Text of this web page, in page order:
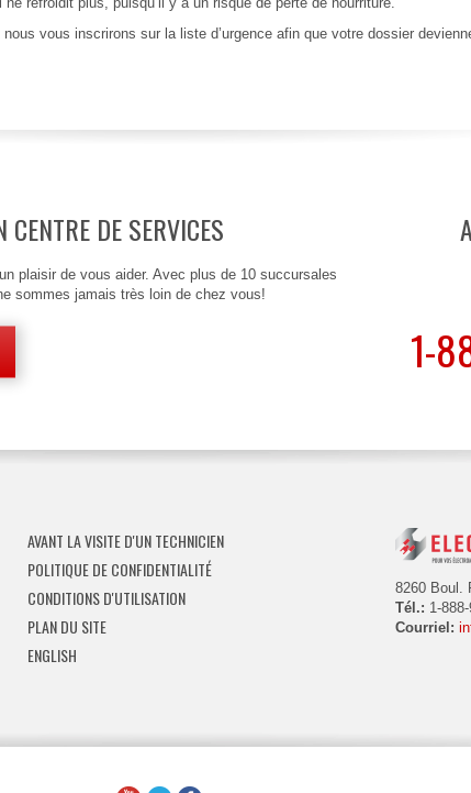
vous inscrirons sur la liste d’urgence afin que votre dossier
CENTRE DE SERVICES
plaisir de vous aider. Avec plus de 10 succursales
sommes jamais très loin de chez vous!
1-
AVANT LA VISITE D'UN TECHNICIEN
POLITIQUE DE CONFIDENTIALITÉ
CONDITIONS D'UTILISATION
PLAN DU SITE
ENGLISH
8260 Boul.
Tél.: 1-
Courriel: